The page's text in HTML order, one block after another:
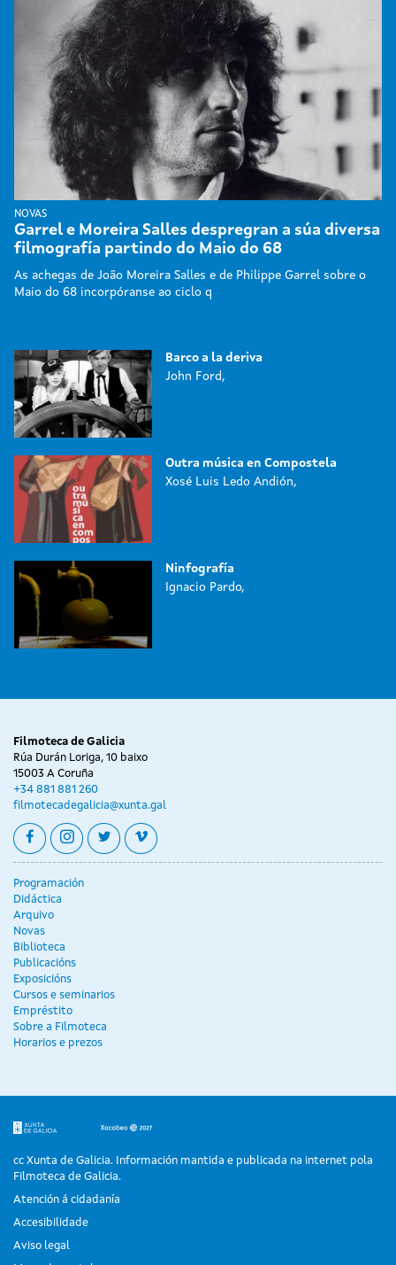
NOVAS
Garrel e Moreira Salles despregran a súa diversa
filmografía partindo do Maio do 68
As achegas de João Moreira Salles e de Philippe Garrel sobre o
Maio do 68 incorpóranse ao ciclo q
Barco a la deriva
John Ford,
Outra música en Compostela
Xosé Luis Ledo Andión,
Ninfografía
Ignacio Pardo,
Filmoteca de Galicia
Rúa Durán Loriga, 10 baixo
15003 A Coruña
+34 881 881 260
filmotecadegalicia@xunta.gal
facebookinstagram
twittervimeo
Programación
Didáctica
Arquivo
Novas
Biblioteca
Publicacións
Exposicións
Cursos e seminarios
Empréstito
Sobre a Filmoteca
Horarios e prezos
cc Xunta de Galicia. Información mantida e publicada na internet pola
Filmoteca de Galicia.
Atención á cidadanía
Accesibilidade
Aviso legal